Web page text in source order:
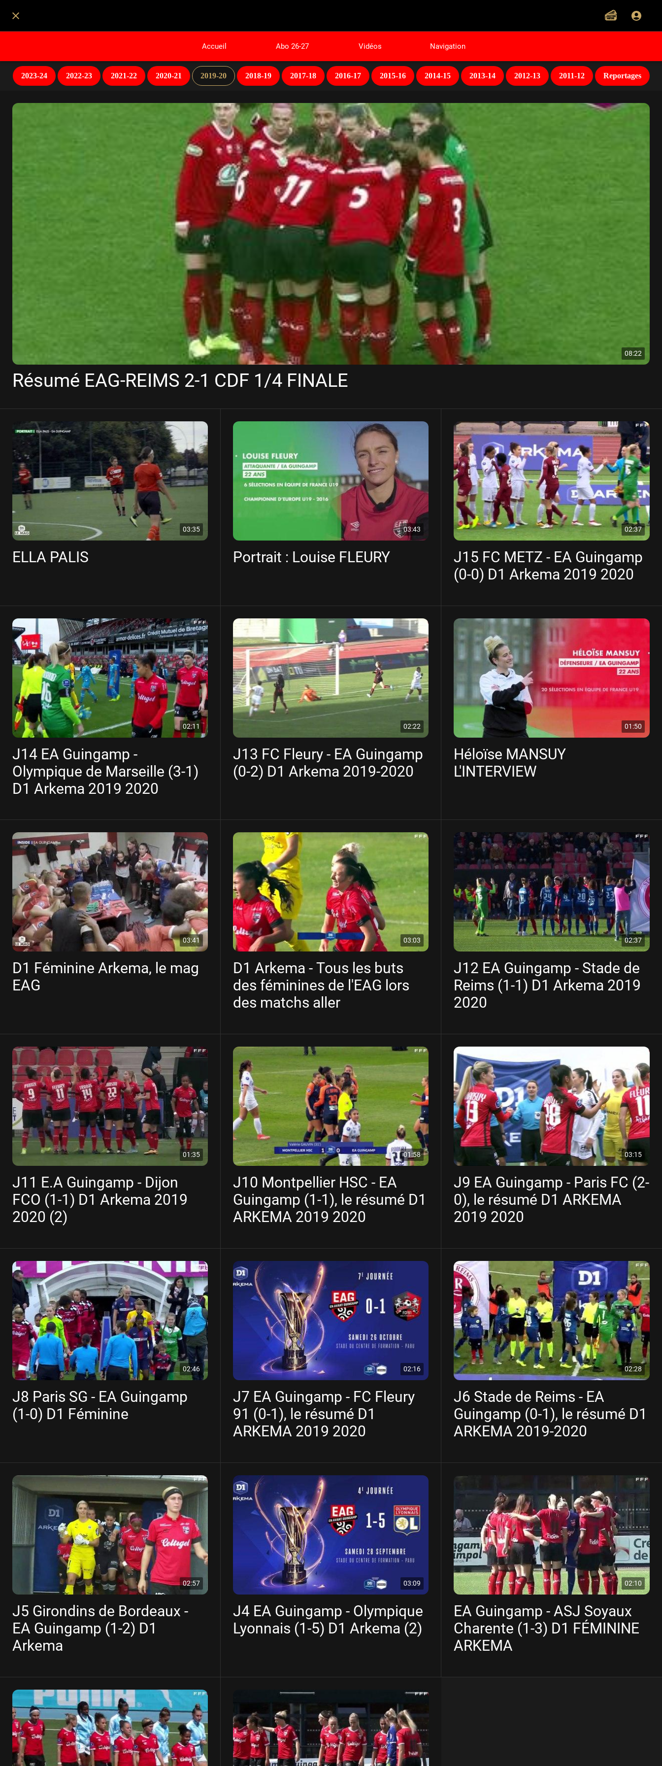
Accueil Abo 26-27 Vidéos Navigation
2023-24 2022-23 2021-22 2020-21 2019-20 2018-19 2017-18 2016-17 2015-16 2014-15 2013-14 2012-13 2011-12 Reportages
08:22
Résumé EAG-REIMS 2-1 CDF 1/4 FINALE
03:35
ELLA PALIS
03:43
Portrait : Louise FLEURY
02:37
J15 FC METZ - EA Guingamp
(0-0) D1 Arkema 2019 2020
02:11
J14 EA Guingamp -
Olympique de Marseille (3-1)
D1 Arkema 2019 2020
02:22
J13 FC Fleury - EA Guingamp
(0-2) D1 Arkema 2019-2020
01:50
Héloïse MANSUY
L'INTERVIEW
03:41
D1 Féminine Arkema, le mag
EAG
03:03
D1 Arkema - Tous les buts
des féminines de l'EAG lors
des matchs aller
02:37
J12 EA Guingamp - Stade de
Reims (1-1) D1 Arkema 2019
2020
01:35
J11 E.A Guingamp - Dijon
FCO (1-1) D1 Arkema 2019
2020 (2)
01:58
J10 Montpellier HSC - EA
Guingamp (1-1), le résumé D1
ARKEMA 2019 2020
03:15
J9 EA Guingamp - Paris FC (2-
0), le résumé D1 ARKEMA
2019 2020
02:46
J8 Paris SG - EA Guingamp
(1-0) D1 Féminine
02:16
J7 EA Guingamp - FC Fleury
91 (0-1), le résumé D1
ARKEMA 2019 2020
02:28
J6 Stade de Reims - EA
Guingamp (0-1), le résumé D1
ARKEMA 2019-2020
02:57
J5 Girondins de Bordeaux -
EA Guingamp (1-2) D1
Arkema
03:09
J4 EA Guingamp - Olympique
Lyonnais (1-5) D1 Arkema (2)
02:10
EA Guingamp - ASJ Soyaux
Charente (1-3) D1 FÉMININE
ARKEMA